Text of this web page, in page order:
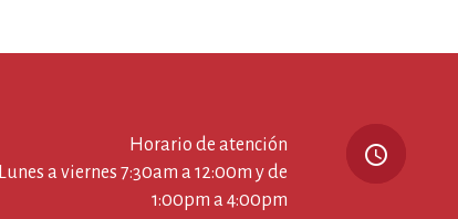
Horario de atención
Lunes a viernes 7:30am a 12:00m y de
1:00pm a 4:00pm
query_builder